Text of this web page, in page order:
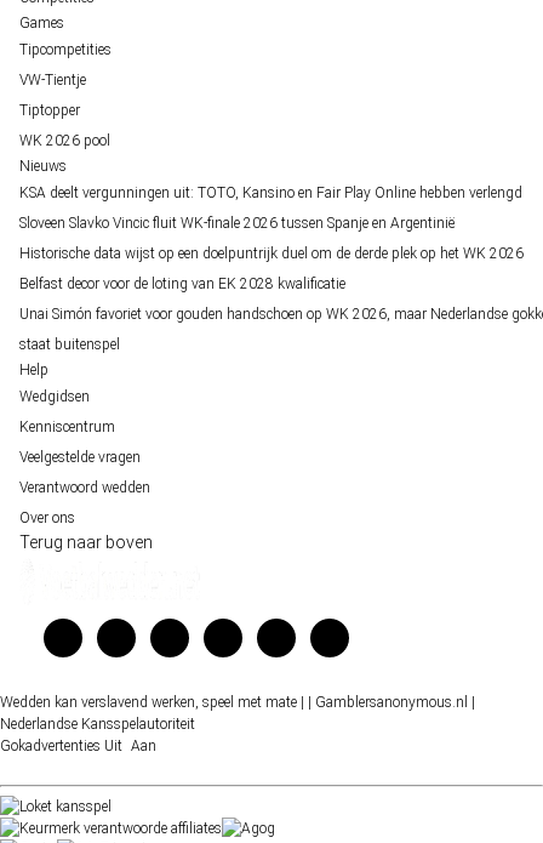
Games
Tipcompetities
VW-Tientje
Tiptopper
WK 2026 pool
Nieuws
KSA deelt vergunningen uit: TOTO, Kansino en Fair Play Online hebben verlengd
Sloveen Slavko Vincic fluit WK-finale 2026 tussen Spanje en Argentinië
Historische data wijst op een doelpuntrijk duel om de derde plek op het WK 2026
Belfast decor voor de loting van EK 2028 kwalificatie
Unai Simón favoriet voor gouden handschoen op WK 2026, maar Nederlandse
staat buitenspel
Help
Wedgidsen
Kenniscentrum
Veelgestelde vragen
Verantwoord wedden
Over ons
Terug naar boven
Wedden kan verslavend werken, speel met mate | | Gamblersanonymous.nl |
Nederlandse Kansspelautoriteit
Gokadvertenties Uit Aan